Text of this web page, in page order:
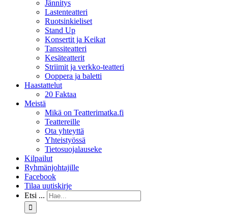
Jännitys
Lastenteatteri
Ruotsinkieliset
Stand Up
Konsertit ja Keikat
Tanssiteatteri
Kesäteatterit
Striimit ja verkko-teatteri
Ooppera ja baletti
Haastattelut
20 Faktaa
Meistä
Mikä on Teatterimatka.fi
Teattereille
Ota yhteyttä
Yhteistyössä
Tietosuojalauseke
Kilpailut
Ryhmänjohtajille
Facebook
Tilaa uutiskirje
Etsi ...